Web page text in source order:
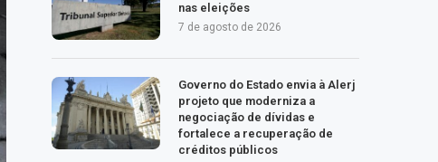
nas eleições
7 de agosto de 2026
Governo do Estado envia à Alerj
projeto que moderniza a
negociação de dívidas e
fortalece a recuperação de
créditos públicos